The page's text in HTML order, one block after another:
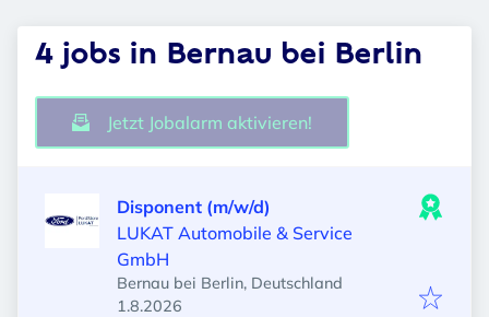
4 jobs in Bernau bei Berlin
Jetzt Jobalarm aktivieren!
Disponent (m/w/d)
LUKAT Automobile & Service
GmbH
Bernau bei Berlin, Deutschland
Veröffentlicht
1.8.2026